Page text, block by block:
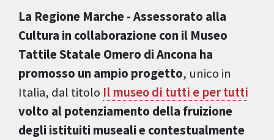
La Regione Marche - Assessorato alla
Cultura in collaborazione con il Museo
Tattile Statale Omero di Ancona ha
promosso un ampio progetto, unico in
Italia, dal titolo Il museo di tutti e per tutti
volto al potenziamento della fruizione
degli istituiti museali e contestualmente